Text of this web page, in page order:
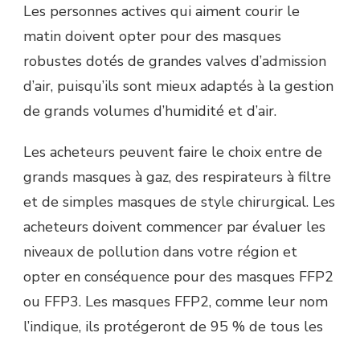
Les personnes actives qui aiment courir le
matin doivent opter pour des masques
robustes dotés de grandes valves d’admission
d’air, puisqu’ils sont mieux adaptés à la gestion
de grands volumes d’humidité et d’air.
Les acheteurs peuvent faire le choix entre de
grands masques à gaz, des respirateurs à filtre
et de simples masques de style chirurgical. Les
acheteurs doivent commencer par évaluer les
niveaux de pollution dans votre région et
opter en conséquence pour des masques FFP2
ou FFP3. Les masques FFP2, comme leur nom
l’indique, ils protégeront de 95 % de tous les